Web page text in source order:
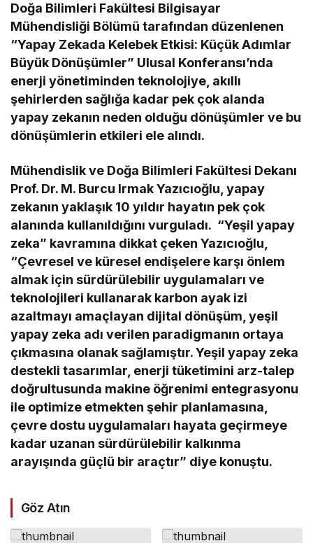
Doğa Bilimleri Fakültesi Bilgisayar
Mühendisliği Bölümü tarafından düzenlenen
“Yapay Zekada Kelebek Etkisi: Küçük Adımlar
Büyük Dönüşümler” Ulusal Konferansı’nda
enerji yönetiminden teknolojiye, akıllı
şehirlerden sağlığa kadar pek çok alanda
yapay zekanın neden olduğu dönüşümler ve bu
dönüşümlerin etkileri ele alındı.
Mühendislik ve Doğa Bilimleri Fakültesi Dekanı
Prof. Dr. M. Burcu Irmak Yazıcıoğlu, yapay
zekanın yaklaşık 10 yıldır hayatın pek çok
alanında kullanıldığını vurguladı. “Yeşil yapay
zeka” kavramına dikkat çeken Yazıcıoğlu,
“Çevresel ve küresel endişelere karşı önlem
almak için sürdürülebilir uygulamaları ve
teknolojileri kullanarak karbon ayak izi
azaltmayı amaçlayan dijital dönüşüm, yeşil
yapay zeka adı verilen paradigmanın ortaya
çıkmasına olanak sağlamıştır. Yeşil yapay zeka
destekli tasarımlar, enerji tüketimini arz-talep
doğrultusunda makine öğrenimi entegrasyonu
ile optimize etmekten şehir planlamasına,
çevre dostu uygulamaları hayata geçirmeye
kadar uzanan sürdürülebilir kalkınma
arayışında güçlü bir araçtır” diye konuştu.
Göz Atın